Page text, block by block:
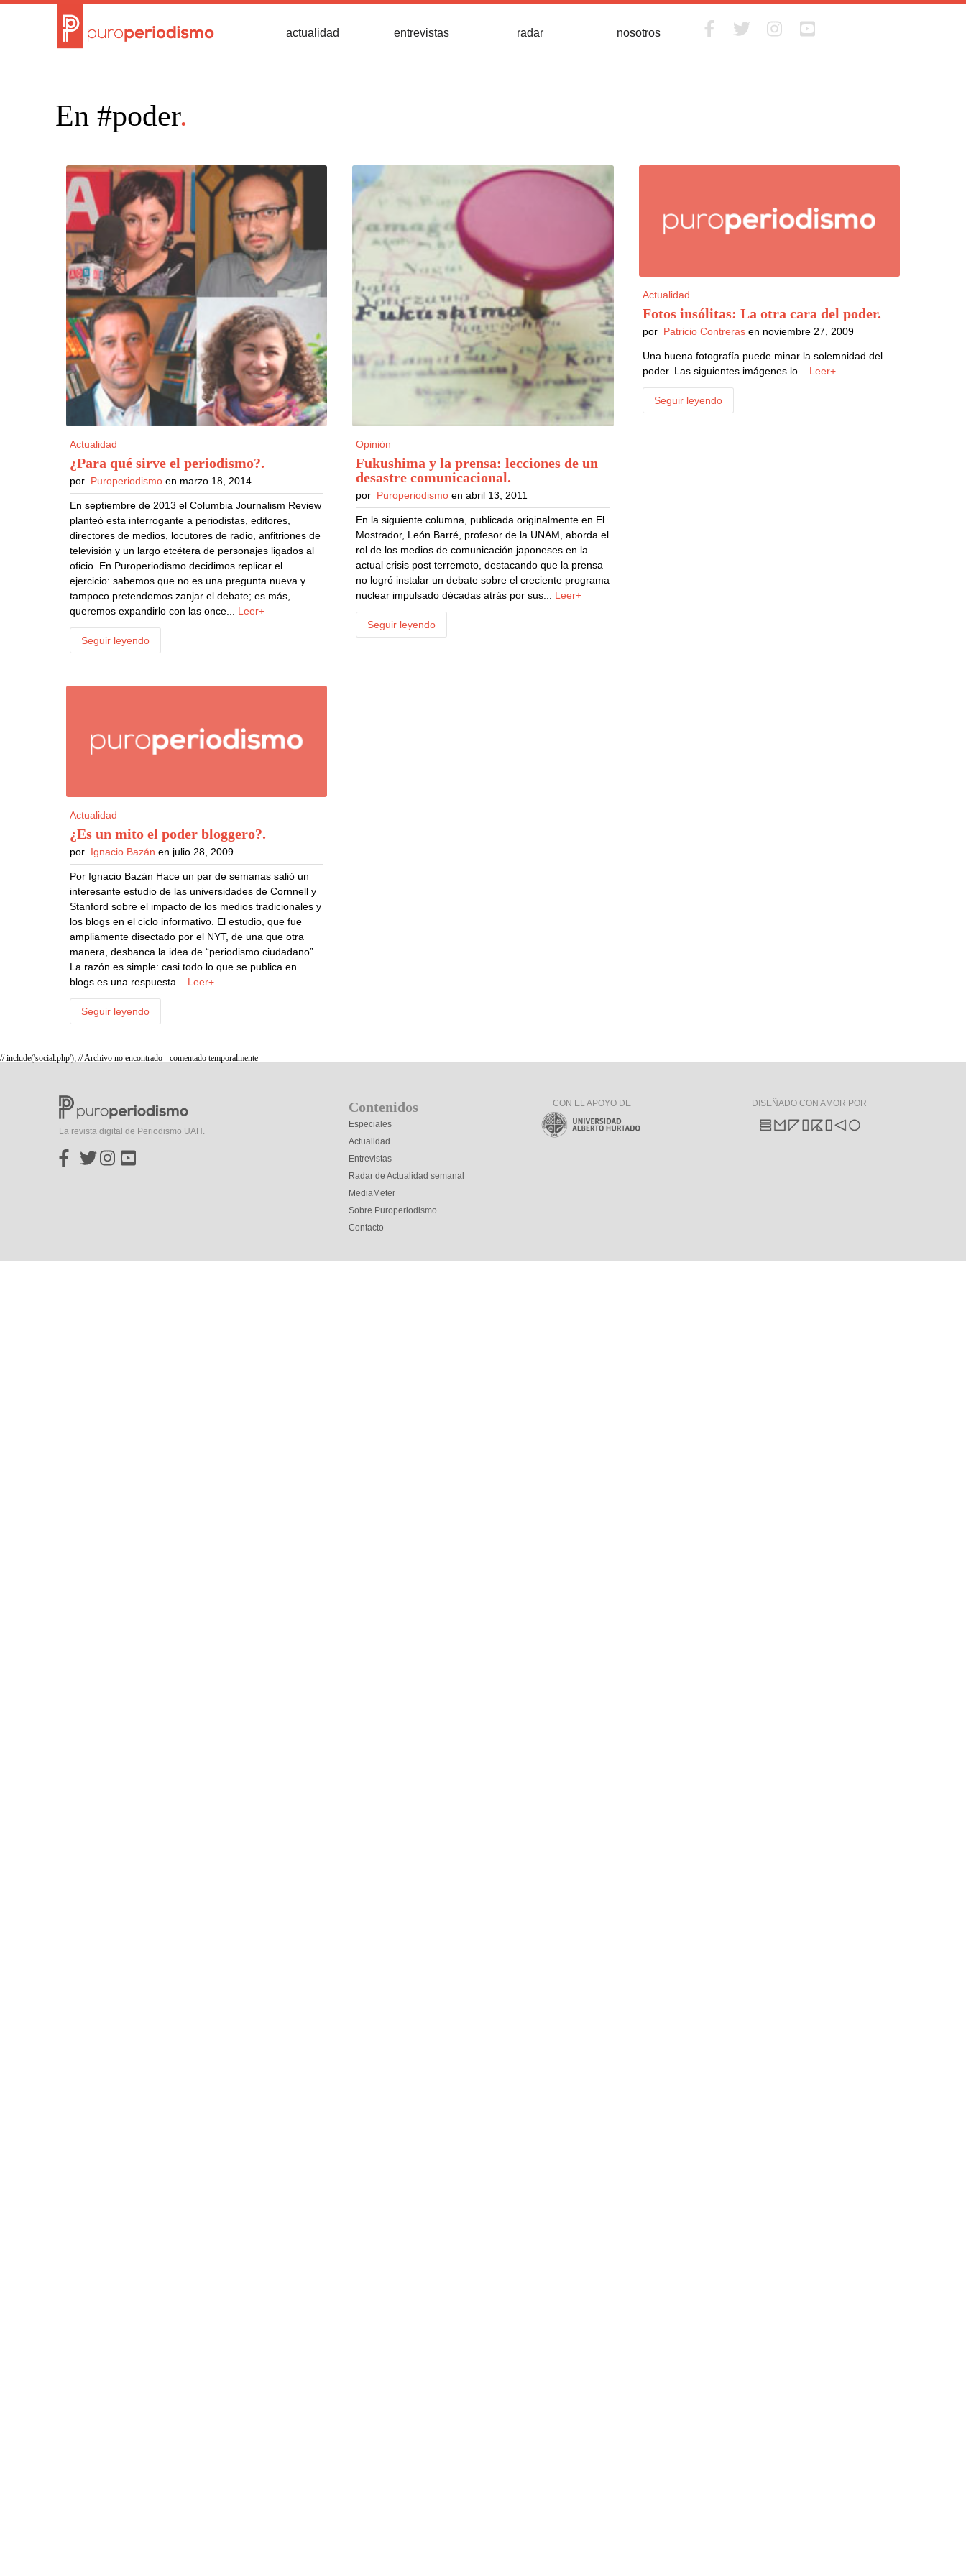
actualidad entrevistas radar nosotros
En #poder.
Actualidad
¿Para qué sirve el periodismo?.
por Puroperiodismo en marzo 18, 2014
En septiembre de 2013 el Columbia Journalism Review
planteó esta interrogante a periodistas, editores,
directores de medios, locutores de radio, anfitriones de
televisión y un largo etcétera de personajes ligados al
oficio. En Puroperiodismo decidimos replicar el
ejercicio: sabemos que no es una pregunta nueva y
tampoco pretendemos zanjar el debate; es más,
queremos expandirlo con las once... Leer+
Seguir leyendo
Opinión
Fukushima y la prensa: lecciones de un
desastre comunicacional.
por Puroperiodismo en abril 13, 2011
En la siguiente columna, publicada originalmente en El
Mostrador, León Barré, profesor de la UNAM, aborda el
rol de los medios de comunicación japoneses en la
actual crisis post terremoto, destacando que la prensa
no logró instalar un debate sobre el creciente programa
nuclear impulsado décadas atrás por sus... Leer+
Seguir leyendo
Actualidad
Fotos insólitas: La otra cara del poder.
por Patricio Contrerasen noviembre 27, 2009
Una buena fotografía puede minar la solemnidad del
poder. Las siguientes imágenes lo... Leer+
Seguir leyendo
Actualidad
¿Es un mito el poder bloggero?.
por Ignacio Bazán en julio 28, 2009
Por Ignacio Bazán Hace un par de semanas salió un
interesante estudio de las universidades de Cornnell y
Stanford sobre el impacto de los medios tradicionales y
los blogs en el ciclo informativo. El estudio, que fue
ampliamente disectado por el NYT, de una que otra
manera, desbanca la idea de “periodismo ciudadano”.
La razón es simple: casi todo lo que se publica en
blogs es una respuesta... Leer+
Seguir leyendo
// include('social.php'); // Archivo no encontrado - comentado temporalmente
La revista digital de Periodismo UAH.
Contenidos
Especiales
Actualidad
Entrevistas
Radar de Actualidad semanal
MediaMeter
Sobre Puroperiodismo
Contacto
CON EL APOYO DE DISEÑADO CON AMOR POR